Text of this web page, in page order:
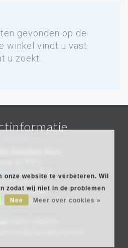
gevonden op de
winkel vindt u vast
u zoekt.
onze website te verbeteren. Wil
zodat wij niet in de problemen
Nee Meer over cookies »
Deals B.V.
Helmond
Nederland